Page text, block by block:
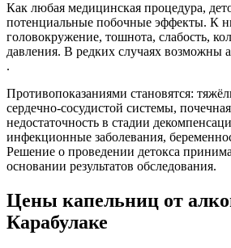
Как любая медицинская процедура,
потенциальные побочные эффекты. К
головокружение, тошнота, слабость,
давления. В редких случаях возможны
.
Противопоказаниями становятся:
сердечно-сосудистой системы,
недостаточность в стадии
инфекционные заболевания,
Решение о проведении детокса
основании результатов обследования.
Цены капельниц от
Карабулаке